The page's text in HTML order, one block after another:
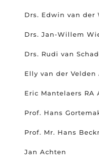
Drs. Edwin van der
Drs. Jan-Willem
Drs. Rudi van
Elly van der Velden
Eric Mantelaers RA
Prof. Hans
Prof. Mr. Hans
Jan Achten